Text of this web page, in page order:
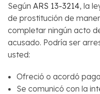
Según ARS 13-3214, la
de prostitución de
completar ningún acto
acusado. Podría ser
usted:
Ofreció o acordó
Se comunicó con la